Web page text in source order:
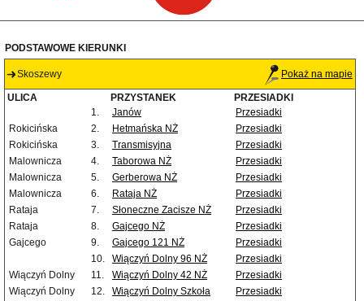
PODSTAWOWE KIERUNKI
Skoszewy Pokaż na mapie
ULICA PRZYSTANEK
PRZESIADKI
1.
Janów
Przesiadki
Rokicińska
2. Hetmańska NŻ
Przesiadki
Rokicińska
3. Transmisyjna
Przesiadki
Malownicza
4. Taborowa NŻ
Przesiadki
Malownicza
5. Gerberowa NŻ
Przesiadki
Malownicza
6. Rataja NŻ
Przesiadki
Rataja
7. Słoneczne Zacisze NŻ
Przesiadki
Rataja
8. Gajcego NŻ
Przesiadki
Gajcego
9. Gajcego 121 NŻ
Przesiadki
10.
Wiączyń Dolny 96 NŻ
Przesiadki
Wiączyń Dolny
11. Wiączyń Dolny 42 NŻ
Przesiadki
Wiączyń Dolny
12. Wiączyń Dolny Szkoła
Przesiadki